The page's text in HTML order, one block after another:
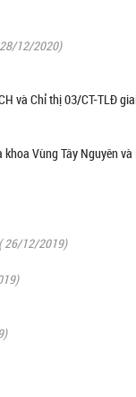
12/2020)
và Chỉ thị 03/CT-TLĐ
Vùng Tây Nguyên và
( 26/12/2019)